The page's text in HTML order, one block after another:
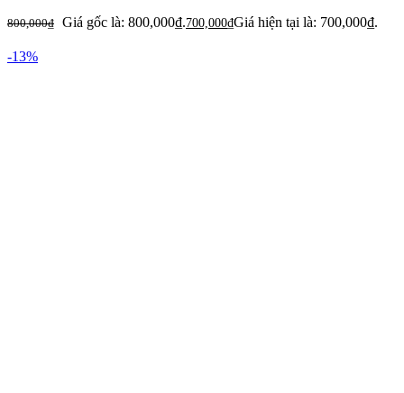
800,000₫ Giá gốc là: 800,000₫.700,000₫Giá hiện tại là: 700,000₫.
-13%